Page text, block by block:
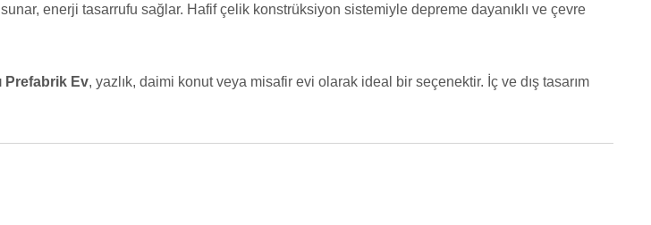
enerji tasarrufu sağlar. Hafif çelik konstrüksiyon sistemiyle depreme dayanıklı ve çevre
Prefabrik Ev, yazlık, daimi konut veya misafir evi olarak ideal bir seçenektir. İç ve dış tasarım